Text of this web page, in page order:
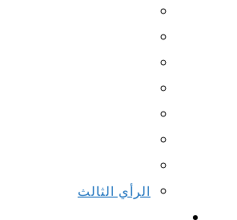
الرأي الثالث